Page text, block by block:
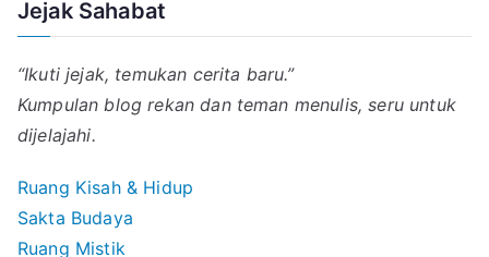
Jejak Sahabat
“Ikuti jejak, temukan cerita baru.”
Kumpulan blog rekan dan teman menulis, seru untuk
dijelajahi.
Ruang Kisah & Hidup
Sakta Budaya
Ruang Mistik